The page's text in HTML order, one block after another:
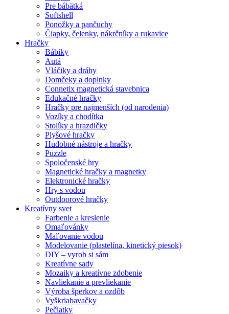
Pre bábätká
Softshell
Ponožky a pančuchy
Čiapky, čelenky, nákrčníky a rukavice
Hračky
Bábiky
Autá
Vláčiky a dráhy
Domčeky a doplnky
Connetix magnetická stavebnica
Edukačné hračky
Hračky pre najmenších (od narodenia)
Vozíky a chodítka
Stolíky a hrazdičky
Plyšové hračky
Hudobné nástroje a hračky
Puzzle
Spoločenské hry
Magnetické hračky a magnetky
Elektronické hračky
Hry s vodou
Outdoorové hračky
Kreatívny svet
Farbenie a kreslenie
Omaľovánky
Maľovanie vodou
Modelovanie (plastelína, kinetický piesok)
DIY – vyrob si sám
Kreatívne sady
Mozaiky a kreatívne zdobenie
Navliekanie a prevliekanie
Výroba šperkov a ozdôb
Vyškriabavačky
Pečiatky